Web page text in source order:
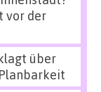
vor der
über